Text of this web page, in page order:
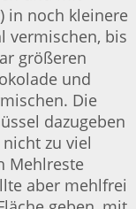
in noch kleinere
vermischen, bis
größeren
und
Die
dazugeben
zu viel
Mehlreste
aber mehlfrei